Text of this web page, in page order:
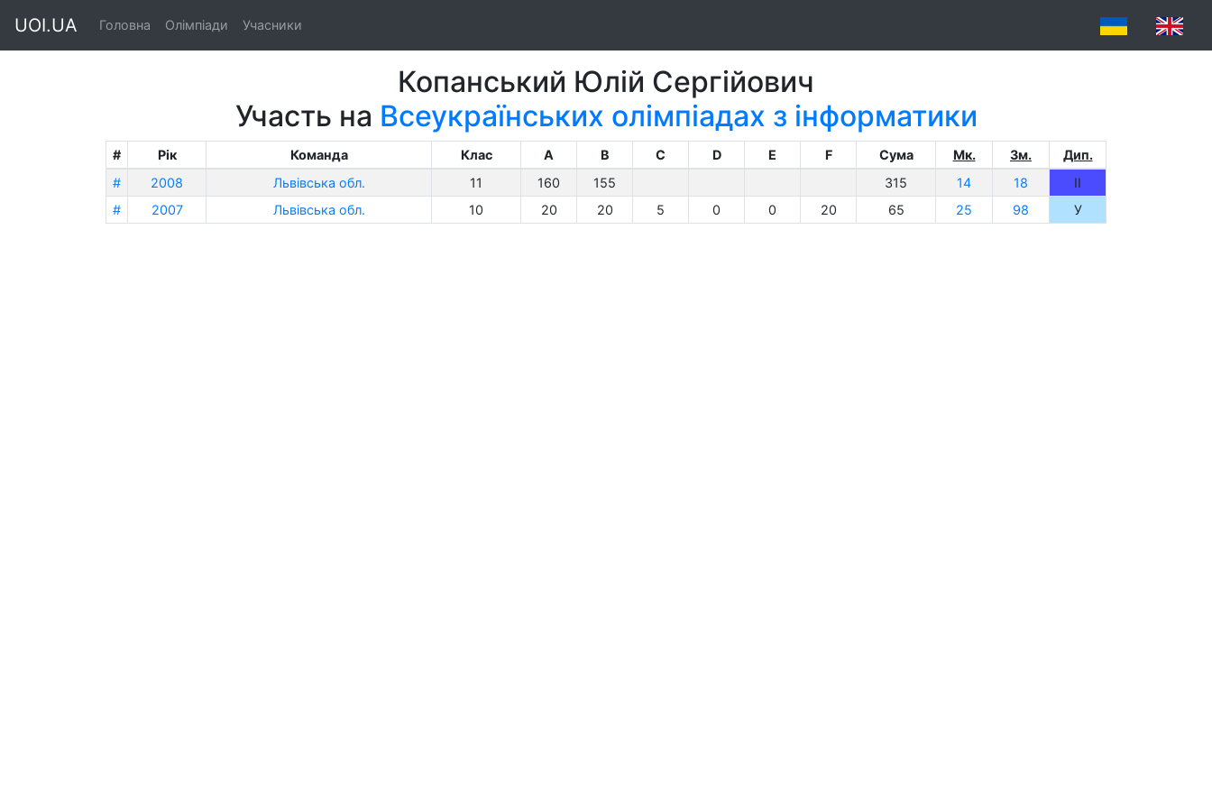
UOI.UA Головна Олімпіади Учасники
Копанський Юлій Сергійович
Участь на Всеукраїнських олімпіадах з інформатики
# Рік Команда Клас A B C D E F Сума Мк. Зм.
Дип.
#
2008 Львівська обл. 11 160 155 315 14 18
II
#
2007 Львівська обл. 10 20 20 5 0 0 20 65 25 98 У